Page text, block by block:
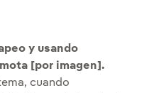
y usando
[por imagen].
cuando